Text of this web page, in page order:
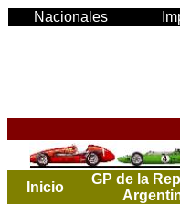
Nacionales
Inicio
GP de la